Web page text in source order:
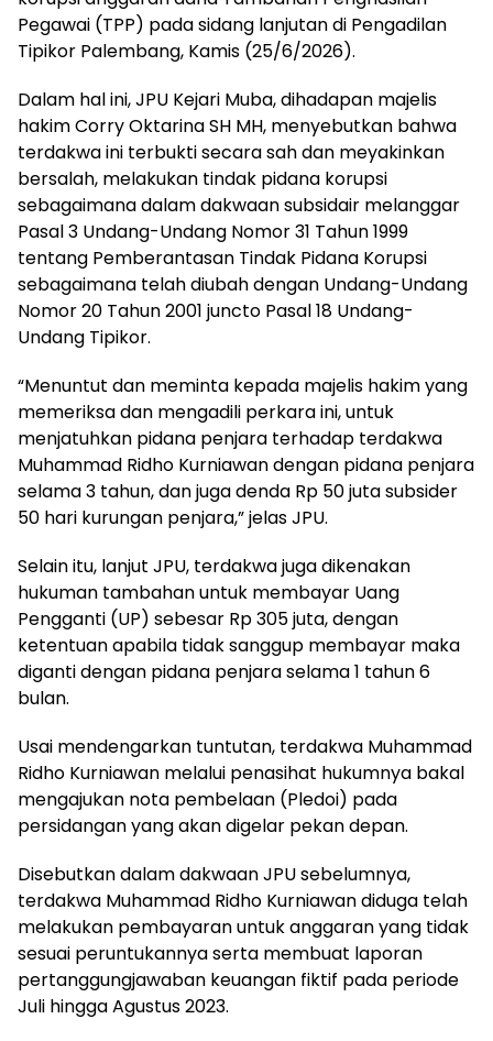
Pegawai (TPP) pada sidang lanjutan di Pengadilan
Tipikor Palembang, Kamis (25/6/2026).
Dalam hal ini, JPU Kejari Muba, dihadapan majelis
hakim Corry Oktarina SH MH, menyebutkan bahwa
terdakwa ini terbukti secara sah dan meyakinkan
bersalah, melakukan tindak pidana korupsi
sebagaimana dalam dakwaan subsidair melanggar
Pasal 3 Undang-Undang Nomor 31 Tahun 1999
tentang Pemberantasan Tindak Pidana Korupsi
sebagaimana telah diubah dengan Undang-Undang
Nomor 20 Tahun 2001 juncto Pasal 18 Undang-
Undang Tipikor.
“Menuntut dan meminta kepada majelis hakim yang
memeriksa dan mengadili perkara ini, untuk
menjatuhkan pidana penjara terhadap terdakwa
Muhammad Ridho Kurniawan dengan pidana penjara
selama 3 tahun, dan juga denda Rp 50 juta subsider
50 hari kurungan penjara,” jelas JPU.
Selain itu, lanjut JPU, terdakwa juga dikenakan
hukuman tambahan untuk membayar Uang
Pengganti (UP) sebesar Rp 305 juta, dengan
ketentuan apabila tidak sanggup membayar maka
diganti dengan pidana penjara selama 1 tahun 6
bulan.
Usai mendengarkan tuntutan, terdakwa Muhammad
Ridho Kurniawan melalui penasihat hukumnya bakal
mengajukan nota pembelaan (Pledoi) pada
persidangan yang akan digelar pekan depan.
Disebutkan dalam dakwaan JPU sebelumnya,
terdakwa Muhammad Ridho Kurniawan diduga telah
melakukan pembayaran untuk anggaran yang tidak
sesuai peruntukannya serta membuat laporan
pertanggungjawaban keuangan fiktif pada periode
Juli hingga Agustus 2023.